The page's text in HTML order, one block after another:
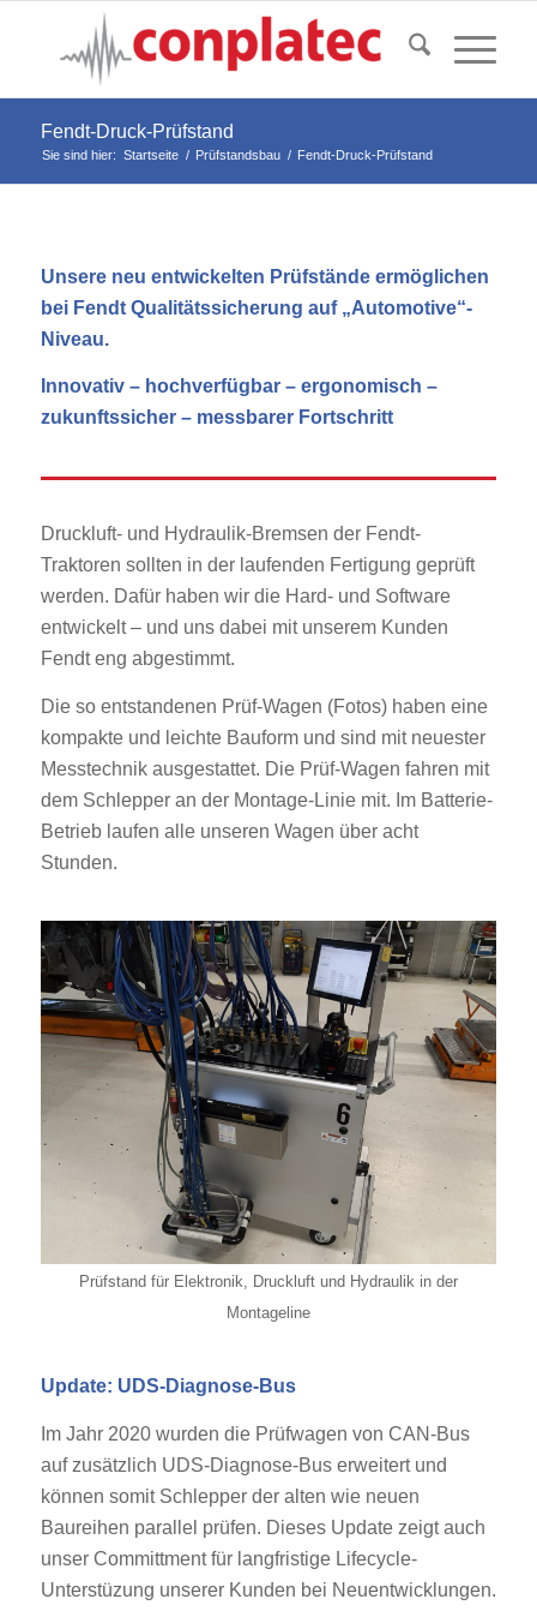
Fendt-Druck-Prüfstand
Sie sind hier: Startseite / Prüfstandsbau / Fendt-Druck-Prüfstand
Unsere neu entwickelten Prüfstände ermöglichen
bei Fendt Qualitätssicherung auf „Automotive“-
Niveau.
Innovativ – hochverfügbar – ergonomisch –
zukunftssicher – messbarer Fortschritt
Druckluft- und Hydraulik-Bremsen der Fendt-
Traktoren sollten in der laufenden Fertigung geprüft
werden. Dafür haben wir die Hard- und Software
entwickelt – und uns dabei mit unserem Kunden
Fendt eng abgestimmt.
Die so entstandenen Prüf-Wagen (Fotos) haben eine
kompakte und leichte Bauform und sind mit neuester
Messtechnik ausgestattet. Die Prüf-Wagen fahren mit
dem Schlepper an der Montage-Linie mit. Im Batterie-
Betrieb laufen alle unseren Wagen über acht
Stunden.
Prüfstand für Elektronik, Druckluft und Hydraulik in der
Montageline
Update: UDS-Diagnose-Bus
Im Jahr 2020 wurden die Prüfwagen von CAN-Bus
auf zusätzlich UDS-Diagnose-Bus erweitert und
können somit Schlepper der alten wie neuen
Baureihen parallel prüfen. Dieses Update zeigt auch
unser Committment für langfristige Lifecycle-
Unterstüzung unserer Kunden bei Neuentwicklungen.